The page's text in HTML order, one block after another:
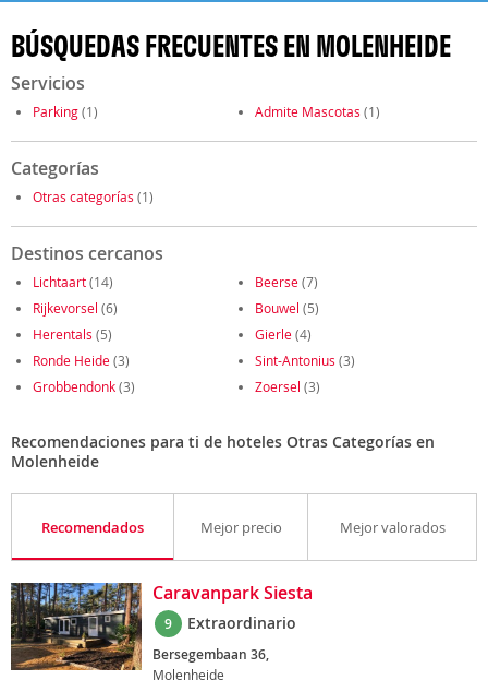
BÚSQUEDAS FRECUENTES EN MOLENHEIDE
Servicios
Parking(1) Admite Mascotas (1)
Categorías
Otras categorías (1)
Destinos cercanos
Lichtaart(14) Beerse(7)
Rijkevorsel (6) Bouwel (5)
Herentals (5) Gierle(4)
Ronde Heide(3) Sint-Antonius (3)
Grobbendonk(3) Zoersel (3)
Recomendaciones para ti de hoteles Otras Categorías en
Molenheide
Recomendados Mejor precio Mejor valorados
Caravanpark Siesta
9 Extraordinario
Bersegembaan 36,
Molenheide